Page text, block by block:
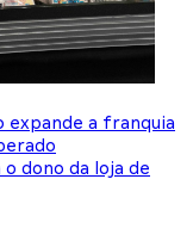
expande a franquia
dono da loja de